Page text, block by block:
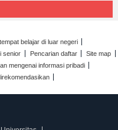
belajar di luar negeri
senior Pencarian daftar
Site map
mengenai informasi pribadi